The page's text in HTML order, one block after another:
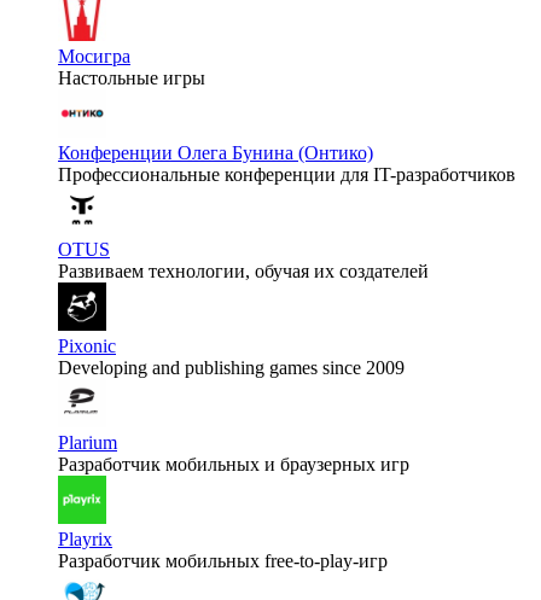
Мосигра
Настольные игры
Конференции Олега Бунина (Онтико)
Профессиональные конференции для IT-разработчиков
OTUS
Развиваем технологии, обучая их создателей
Pixonic
Developing and publishing games since 2009
Plarium
Разработчик мобильных и браузерных игр
Playrix
Разработчик мобильных free-to-play-игр